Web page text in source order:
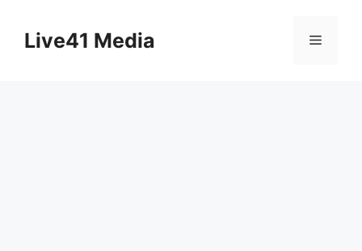
contentLive41 Media Menu